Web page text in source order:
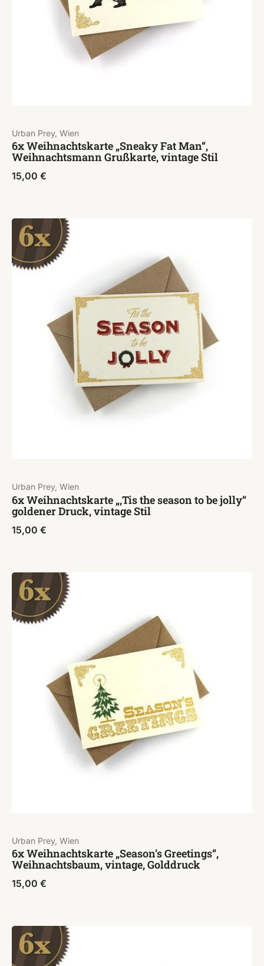
Urban Prey, Wien
6x Weihnachtskarte „Sneaky Fat Man“,
Weihnachtsmann Grußkarte, vintage Stil
15,00 €
Urban Prey, Wien
6x Weihnachtskarte „‚Tis the season to be jolly“
goldener Druck, vintage Stil
15,00 €
Urban Prey, Wien
6x Weihnachtskarte „Season’s Greetings“,
Weihnachtsbaum, vintage, Golddruck
15,00 €